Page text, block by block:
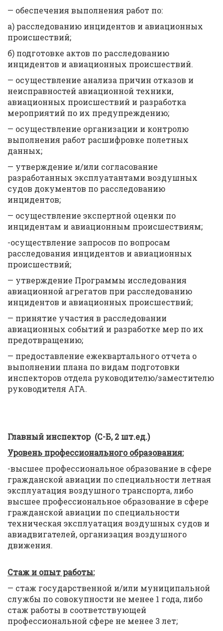
— обеспечения выполнения работ по:
а) расследованию инцидентов и авиационных
происшествий;
б) подготовке актов по расследованию
инцидентов и авиационных происшествий.
— осуществление анализа причин отказов и
неисправностей авиационной техники,
авиационных происшествий и разработка
мероприятий по их предупреждению;
— осуществление организации и контролю
выполнения работ расшифровке полетных
данных;
— утверждение и/или согласование
разработанных эксплуатантами воздушных
судов документов по расследованию
инцидентов;
— осуществление экспертной оценки по
инцидентам и авиационным происшествиям;
-осуществление запросов по вопросам
расследования инцидентов и авиационных
происшествий;
— утверждение Программы исследования
авиационной агрегатов при расследованию
инцидентов и авиационных происшествий;
— принятие участия в расследовании
авиационных событий и разработке мер по их
предотвращению;
— предоставление ежеквартального отчета о
выполнении плана по видам подготовки
инспекторов отдела руководителю/заместителю
руководителя АГА.
Главный инспектор (С-Б, 2 шт.ед.)
Уровень профессионального образования:
-высшее профессиональное образование в сфере
гражданской авиации по специальности летная
эксплуатация воздушного транспорта, либо
высшее профессиональное образование в сфере
гражданской авиации по специальности
техническая эксплуатация воздушных судов и
авиадвигателей, организация воздушного
движения.
Стаж и опыт работы:
— стаж государственной и/или муниципальной
службы по совокупности не менее 1 года, либо
стаж работы в соответствующей
профессиональной сфере не менее 3 лет;